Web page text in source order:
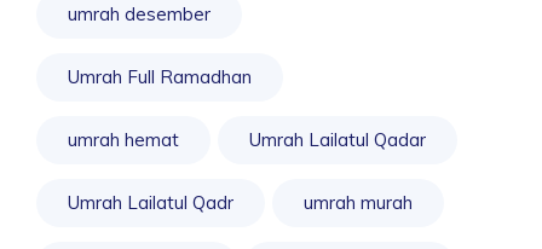
umrah desember
Umrah Full Ramadhan
umrah hemat Umrah Lailatul Qadar
Umrah Lailatul Qadr umrah murah